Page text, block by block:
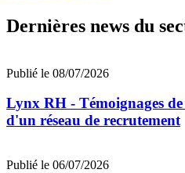
Dernières news du
Publié le 08/07/2026
Lynx RH - Témoignages
d'un réseau de recrutement
Publié le 06/07/2026